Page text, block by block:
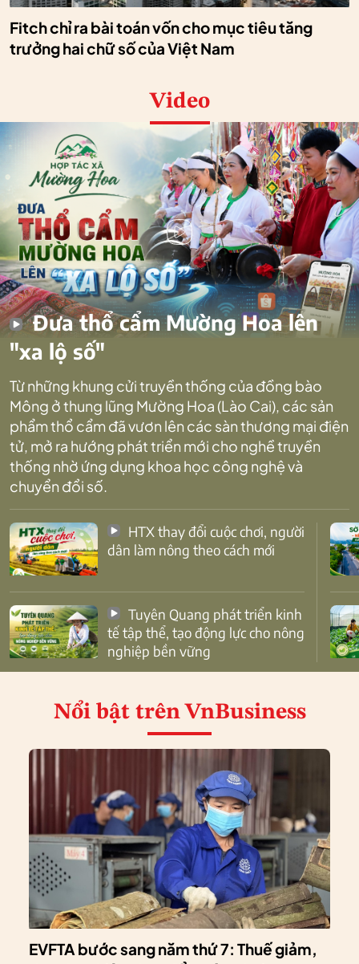
Fitch chỉ ra bài toán vốn cho mục tiêu tăng
trưởng hai chữ số của Việt Nam
Video
Đưa thổ cẩm Mường Hoa lên
"xa lộ số"
Từ những khung cửi truyền thống của đồng bào
Mông ở thung lũng Mường Hoa (Lào Cai), các sản
phẩm thổ cẩm đã vươn lên các sàn thương mại điện
tử, mở ra hướng phát triển mới cho nghề truyền
thống nhờ ứng dụng khoa học công nghệ và
chuyển đổi số.
dân làm nông theo cách mới
tế tập thể, tạo động lực cho nông
nghiệp bền vững
Nổi bật trên VnBusiness
EVFTA bước sang năm thứ 7: Thuế giảm,